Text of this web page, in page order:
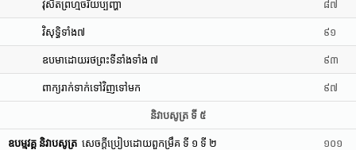
វុសិតព្រហ្មចរិយប្បញ្ហា ៨៧
វិសុទ្ធិទាំង៧ ៩១
ឧបមាដោយរថព្រះទីនាំងទាំង ៧ ៩៣
ពាក្យរាក់ទាក់ទៅវិញទៅមក ៩៧
និវាបសូត្រ ទី ៥
ឧបម្មវគ្គ និវាបសូត្រ សេចក្តីប្រៀបដោយពួកម្រឹគ ទី ១ ទី ២ ១០១